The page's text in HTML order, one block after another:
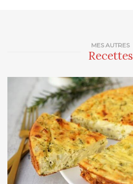
MES AUTRES
Recettes